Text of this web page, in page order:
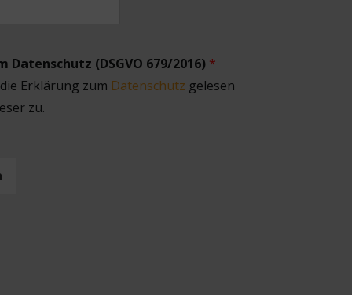
Datenschutz (DSGVO 679/2016) *
Erklärung zum Datenschutz gelesen
zu.